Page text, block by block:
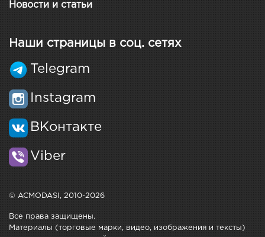
Новости и статьи
Наши страницы в соц. сетях
Telegram
Instagram
ВКонтакте
Viber
© ACMODASI, 2010-2026
Все права защищены.
Материалы (торговые марки, видео, изображения и тексты)